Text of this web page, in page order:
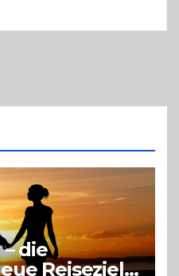
die
Reiseziele